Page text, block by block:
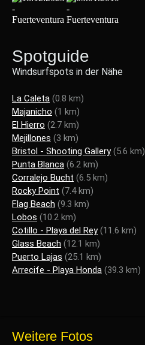
Spotguide
Windsurfspots in der Nähe
La Caleta (0.8 km)
Majanicho (1 km)
El Hierro (2.7 km)
Mejillones (3 km)
Bristol - Shooting Gallery (5.6 km)
Punta Blanca (6.2 km)
Corralejo Bucht (6.5 km)
Rocky Point (7.4 km)
Flag Beach (9.3 km)
Lobos (10.2 km)
Cotillo - Playa del Rey (11.6 km)
Glass Beach (12.1 km)
Puerto Lajas (25.1 km)
Arrecife - Playa Honda (39.3 km)
Weitere Fotos